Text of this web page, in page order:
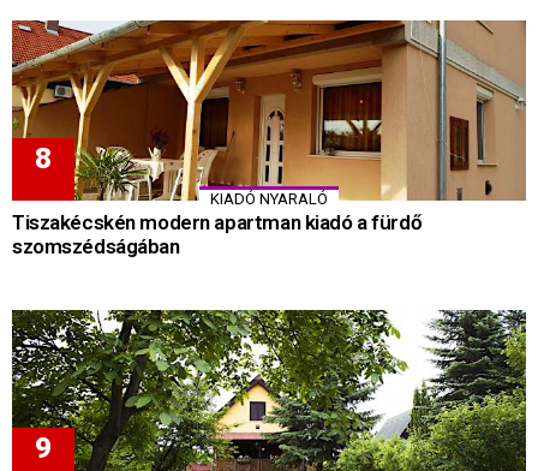
KIADÓ NYARALÓ
Tiszakécskén modern apartman kiadó a fürdő
szomszédságában